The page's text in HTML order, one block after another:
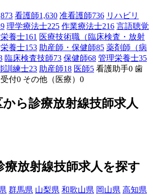
看護師1,630 准看護師736 リハビリ
理学療法士225 作業療法士216 言語聴覚
養士161 医療技術職（臨床検査・放射
栄養士153 助産師・保健師85 薬剤師（病
臨床検査技師73 保健師68 管理栄養士35
訓練士23 助産師18 医師5 看護助手0 歯
付0 その他（医療） 0
ら診療放射線技師求人
放射線技師求人を探す
群馬県 山梨県 和歌山県 岡山県 高知県